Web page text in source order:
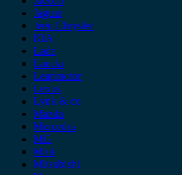
Jaguar
Jeep Chrysler
KIA
Lada
Lancia
Leapmotor
Lexus
Lynk & co
Mazda
Mercedes
MG
Mini
Mitsubishi